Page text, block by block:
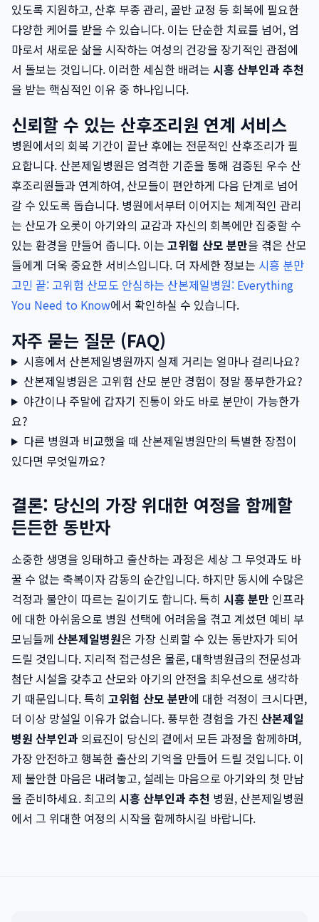
있도록 지원하고, 산후 부종 관리, 골반 교정 등 회복에 필요한
다양한 케어를 받을 수 있습니다. 이는 단순한 치료를 넘어, 엄
마로서 새로운 삶을 시작하는 여성의 건강을 장기적인 관점에
서 돌보는 것입니다. 이러한 세심한 배려는 시흥 산부인과 추천
을 받는 핵심적인 이유 중 하나입니다.
신뢰할 수 있는 산후조리원 연계 서비스
병원에서의 회복 기간이 끝난 후에는 전문적인 산후조리가 필
요합니다. 산본제일병원은 엄격한 기준을 통해 검증된 우수 산
후조리원들과 연계하여, 산모들이 편안하게 다음 단계로 넘어
갈 수 있도록 돕습니다. 병원에서부터 이어지는 체계적인 관리
는 산모가 오롯이 아기와의 교감과 자신의 회복에만 집중할 수
있는 환경을 만들어 줍니다. 이는 고위험 산모 분만을 겪은 산모
들에게 더욱 중요한 서비스입니다. 더 자세한 정보는 시흥 분만
고민 끝: 고위험 산모도 안심하는 산본제일병원: Everything
You Need to Know에서 확인하실 수 있습니다.
자주 묻는 질문 (FAQ)
시흥에서 산본제일병원까지 실제 거리는 얼마나 걸리나요?
산본제일병원은 고위험 산모 분만 경험이 정말 풍부한가요?
야간이나 주말에 갑자기 진통이 와도 바로 분만이 가능한가
요?
다른 병원과 비교했을 때 산본제일병원만의 특별한 장점이
있다면 무엇일까요?
결론: 당신의 가장 위대한 여정을 함께할
든든한 동반자
소중한 생명을 잉태하고 출산하는 과정은 세상 그 무엇과도 바
꿀 수 없는 축복이자 감동의 순간입니다. 하지만 동시에 수많은
걱정과 불안이 따르는 길이기도 합니다. 특히 시흥 분만 인프라
에 대한 아쉬움으로 병원 선택에 어려움을 겪고 계셨던 예비 부
모님들께 산본제일병원은 가장 신뢰할 수 있는 동반자가 되어
드릴 것입니다. 지리적 접근성은 물론, 대학병원급의 전문성과
첨단 시설을 갖추고 산모와 아기의 안전을 최우선으로 생각하
기 때문입니다. 특히 고위험 산모 분만에 대한 걱정이 크시다면,
더 이상 망설일 이유가 없습니다. 풍부한 경험을 가진 산본제일
병원 산부인과 의료진이 당신의 곁에서 모든 과정을 함께하며,
가장 안전하고 행복한 출산의 기억을 만들어 드릴 것입니다. 이
제 불안한 마음은 내려놓고, 설레는 마음으로 아기와의 첫 만남
을 준비하세요. 최고의 시흥 산부인과 추천 병원, 산본제일병원
에서 그 위대한 여정의 시작을 함께하시길 바랍니다.